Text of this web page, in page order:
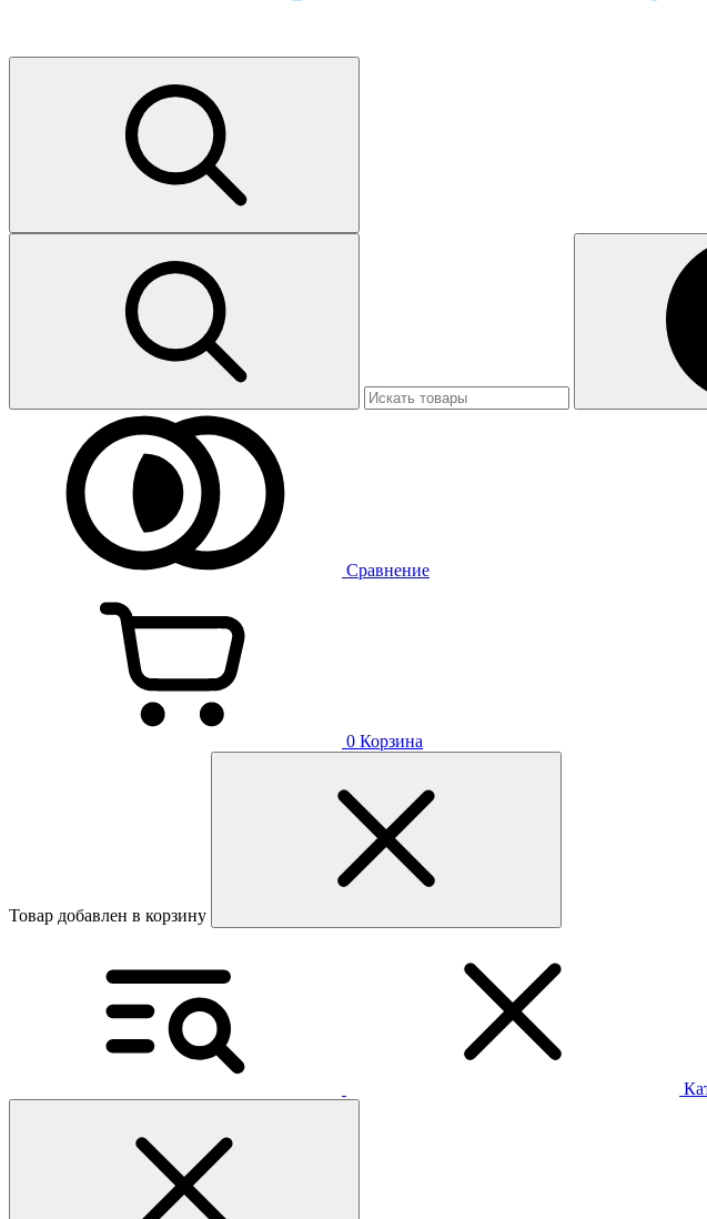
Сравнение
0 Корзина
Товар добавлен в корзину